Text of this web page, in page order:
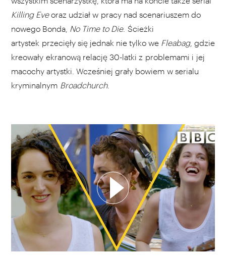
Killing Eveoraz udział w pracy nad scenariuszem do
nowego Bonda, No Time to Die. Ścieżki
artystek przecięły się jednak nie tylko we Fleabag, gdzie
kreowały ekranową relację 30-latki z problemami i jej
macochy artystki. Wcześniej grały bowiem w serialu
kryminalnym Broadchurch.
WYBIERZ SWOJĄ PLAYLISTĘ
DODAJ TEN FILM DO PLAYLISTY